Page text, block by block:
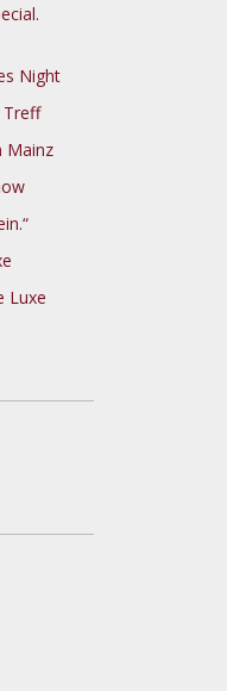
Night
Treff
Mainz
Luxe